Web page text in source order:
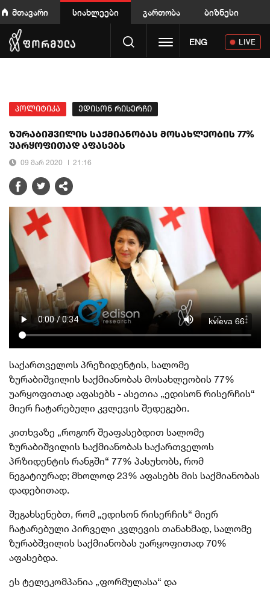
მთავარი სიახლეები გართობა ბიზნესი
Toggle navigation
ENG LIVE
პოლიტიკა ედისონ რისერჩი
ზურაბიშვილის საქმიანობას მოსახლეობის 77%
უარყოფითად აფასებს
09 მარ 2020 21:16
kvleva 66
საქართველოს პრეზიდენტის, სალომე
ზურაბიშვილის საქმიანობას მოსახლეობის 77%
უარყოფითად აფასებს - ასეთია „ედისონ რისერჩის“
მიერ ჩატარებული კვლევის შედეგები.
კითხვაზე „როგორ შეაფასებდით სალომე
ზურაბიშვილის საქმიანობას საქართველოს
პრზიდენტის რანგში“ 77% პასუხობს, რომ
ნეგატიურად; მხოლოდ 23% აფასებს მის საქმიანობას
დადებითად.
შეგახსენებთ, რომ „ედისონ რისერჩის“ მიერ
ჩატარებული პირველი კვლევის თანახმად, სალომე
ზურაბშვილის საქმიანობას უარყოფითად 70%
აფასებდა.
ეს ტელეკომპანია „ფორმულასა“ და